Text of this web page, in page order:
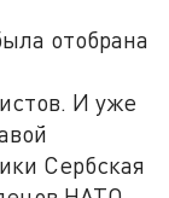
отобрана
И уже
Сербская